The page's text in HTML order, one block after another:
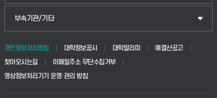
생명공학부
공공정책대학원
교육대학원
웹메일
학사시스템(전문학사 및 전공심화)
부속기관/기타
중앙도서관
학생생활관(안성)
개인정보처리방침 대학정보공시 대학알리미
예결산공고
찾아오시는길
이메일주소 무단수집거부
영상정보처리기기 운영·관리 방침